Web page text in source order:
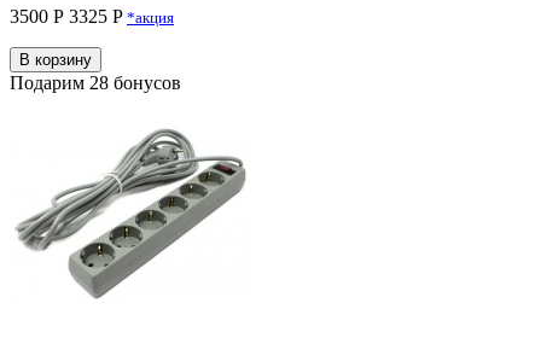
3500 Р 3325 P *акция
В корзину
Подарим 28 бонусов